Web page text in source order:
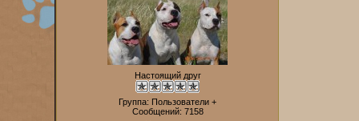
Настоящий друг
Группа: Пользователи +
Сообщений: 7158